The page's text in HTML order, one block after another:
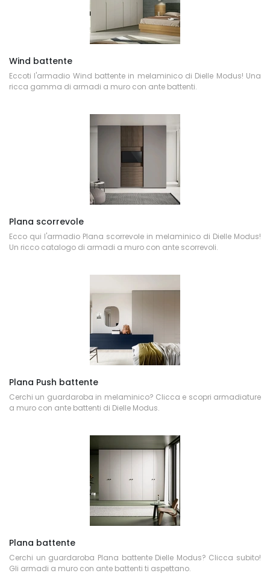
Wind battente
Eccoti l'armadio Wind battente in melaminico di Dielle Modus! Una
ricca gamma di armadi a muro con ante battenti.
Plana scorrevole
Ecco qui l'armadio Plana scorrevole in melaminico di Dielle Modus!
Un ricco catalogo di armadi a muro con ante scorrevoli.
Plana Push battente
Cerchi un guardaroba in melaminico? Clicca e scopri armadiature
a muro con ante battenti di Dielle Modus.
Plana battente
Cerchi un guardaroba Plana battente Dielle Modus? Clicca subito!
Gli armadi a muro con ante battenti ti aspettano.